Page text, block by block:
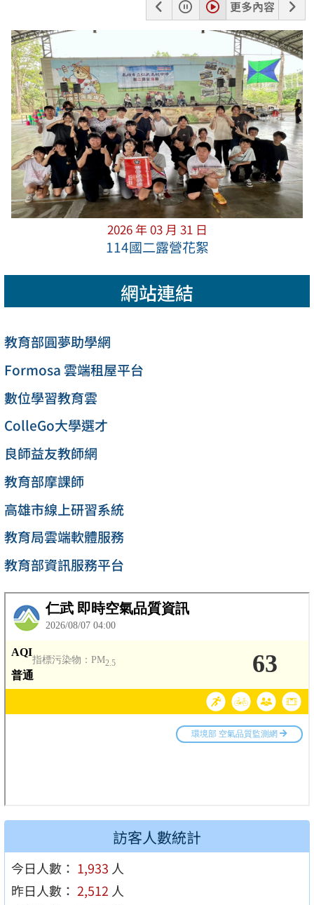
張
暫
停
播
放
更多內容
下
一
張
2026 年 03 月 31 日
114國二露營花絮
網站連結
教育部圓夢助學網
Formosa 雲端租屋平台
數位學習教育雲
ColleGo大學選才
良師益友教師網
教育部摩課師
高雄市線上研習系統
教育局雲端軟體服務
教育部資訊服務平台
訪客人數統計
今日人數： 1,933 人
昨日人數： 2,512 人